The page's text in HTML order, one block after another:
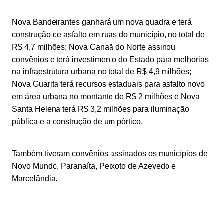
Nova Bandeirantes ganhará um nova quadra e terá
construção de asfalto em ruas do município, no total de
R$ 4,7 milhões; Nova Canaã do Norte assinou
convênios e terá investimento do Estado para melhorias
na infraestrutura urbana no total de R$ 4,9 milhões;
Nova Guarita terá recursos estaduais para asfalto novo
em área urbana no montante de R$ 2 milhões e Nova
Santa Helena terá R$ 3,2 milhões para iluminação
pública e a construção de um pórtico.
Também tiveram convênios assinados os municípios de
Novo Mundo, Paranaíta, Peixoto de Azevedo e
Marcelândia.